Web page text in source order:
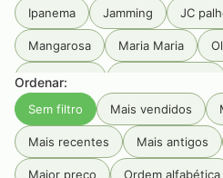
Ipanema Jamming JC
Mangarosa Maria Maria
Pé Da Mata
Rainbow RAW Rocca
Seival Serra da Campanha
Ordenar:
Sem filtro Mais vendidos
Mais recentes Mais antigos
Maior preço Ordem alfabética